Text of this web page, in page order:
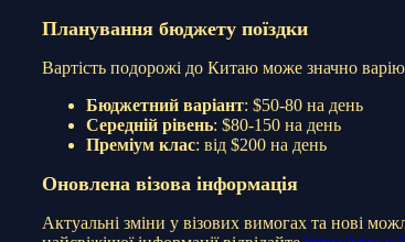
Планування бюджету поїздки
Вартість подорожі до Китаю може значно
Бюджетний варіант: $50-80 на день
Середній рівень: $80-150 на день
Преміум клас: від $200 на день
Оновлена візова інформація
Актуальні зміни у візових вимогах та нові